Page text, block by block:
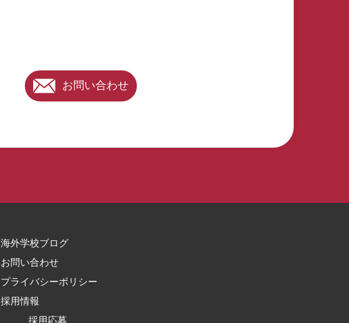
お問い合わせ
海外学校ブログ
お問い合わせ
プライバシーポリシー
採用情報
採用応募